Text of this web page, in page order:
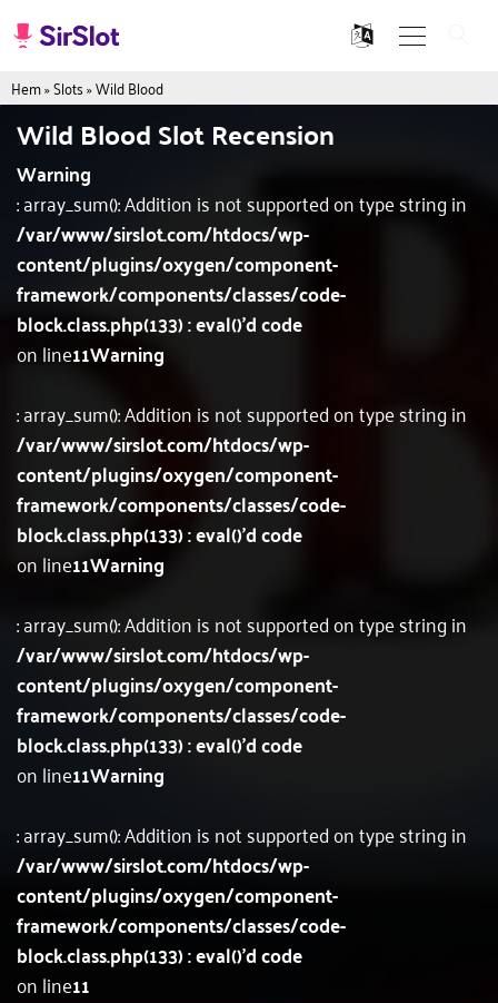
Hem»Slots»Wild Blood
Wild Blood Slot Recension
Warning
: array_sum(): Addition is not supported on type string in
/var/www/sirslot.com/htdocs/wp-
content/plugins/oxygen/component-
framework/components/classes/code-
block.class.php(133) : eval()'d code
on line11Warning
: array_sum(): Addition is not supported on type string in
/var/www/sirslot.com/htdocs/wp-
content/plugins/oxygen/component-
framework/components/classes/code-
block.class.php(133) : eval()'d code
on line11Warning
: array_sum(): Addition is not supported on type string in
/var/www/sirslot.com/htdocs/wp-
content/plugins/oxygen/component-
framework/components/classes/code-
block.class.php(133) : eval()'d code
on line11Warning
: array_sum(): Addition is not supported on type string in
/var/www/sirslot.com/htdocs/wp-
content/plugins/oxygen/component-
framework/components/classes/code-
block.class.php(133) : eval()'d code
on line11